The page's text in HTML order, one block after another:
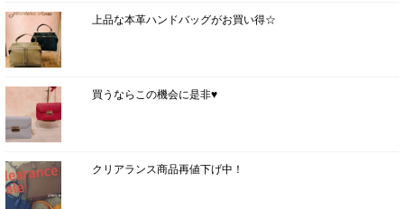
上品な本革ハンドバッグがお買い得☆
買うならこの機会に是非♥
クリアランス商品再値下げ中！